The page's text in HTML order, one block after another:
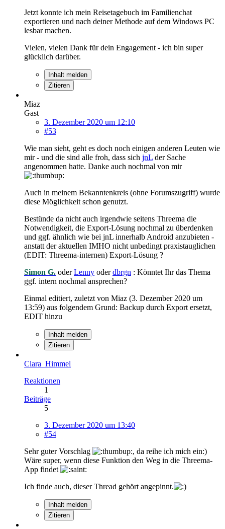
Jetzt konnte ich mein Reisetagebuch im Familienchat
exportieren und nach deiner Methode auf dem Windows PC
lesbar machen.
Vielen, vielen Dank für dein Engagement - ich bin super
glücklich darüber.
Inhalt melden
Zitieren
Miaz
Gast
3. Dezember 2020 um 12:10
#53
Wie man sieht, geht es doch noch einigen anderen Leuten wie
mir - und die sind alle froh, dass sich jnL der Sache
angenommen hatte. Danke auch nochmal von mir
Auch in meinem Bekanntenkreis (ohne Forumszugriff) wurde
diese Möglichkeit schon genutzt.
Bestünde da nicht auch irgendwie seitens Threema die
Notwendigkeit, die Export-Lösung nochmal zu überdenken
und ggf. ähnlich wie bei jnL innerhalb Android anzubieten -
anstatt der aktuellen IMHO nicht unbedingt praxistauglichen
(EDIT: Threema-internen) Export-Lösung ?
Simon G. oderLenny oderdbrgn : Könntet Ihr das Thema
ggf. intern nochmal ansprechen?
Einmal editiert, zuletzt von Miaz (3. Dezember 2020 um
13:59) aus folgendem Grund: Backup durch Export ersetzt,
EDIT hinzu
Inhalt melden
Zitieren
Clara_Himmel
Reaktionen
1
Beiträge
5
3. Dezember 2020 um 13:40
#54
Sehr guter Vorschlag
, da reihe ich mich ein:)
Wäre super, wenn diese Funktion den Weg in die Threema-
App findet
Ich finde auch, dieser Thread gehört angepinnt.
Inhalt melden
Zitieren